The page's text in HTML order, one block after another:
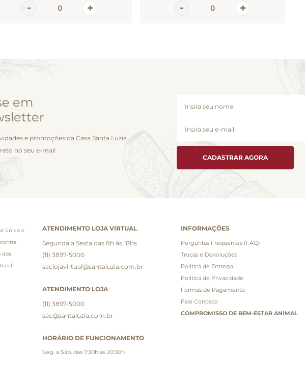
em
e promoções da Casa Santa Luzia
no seu e-mail
CADASTRAR AGORA
único e
dos
ATENDIMENTO LOJA VIRTUAL
Segunda a Sexta das 8h às 18hs
(11) 3897-5000
saclojavirtual@santaluzia.com.br
ATENDIMENTO LOJA
(11) 3897-5000
sac@santaluzia.com.br
HORÁRIO DE FUNCIONAMENTO
Seg. a Sáb. das 7:30h às 20:30h
INFORMAÇÕES
Perguntas Frequentes (FAQ)
Trocas e Devoluções
Politica de Entrega
Politica de Privacidade
Formas de Pagamento
Fale Conosco
COMPROMISSO DE BEM-ESTAR ANIMAL